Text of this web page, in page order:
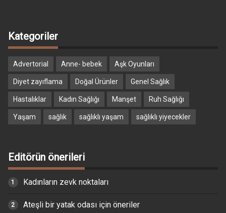
Kategoriler
Advertorial Anne- bebek Aşk Oyunları
Diyet zayıflama Doğal Ürünler Genel Sağlık
Hastalıklar Kadın Sağlığı Manşet Ruh Sağlığı
Yaşam sağlık sağlıklı yaşam sağlıklı yiyecekler
Editörün önerileri
Kadınların zevk noktaları
Ateşli bir yatak odası için öneriler